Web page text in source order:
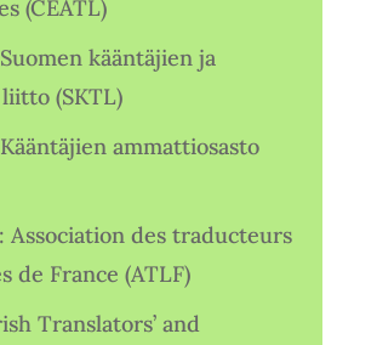
(CEATL)
kääntäjien ja
(SKTL)
ammattiosasto
Association des traducteurs
de France (ATLF)
Translators’ and